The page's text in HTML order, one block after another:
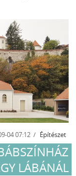
04 07:12 Építészet
LÁBÁNÁL